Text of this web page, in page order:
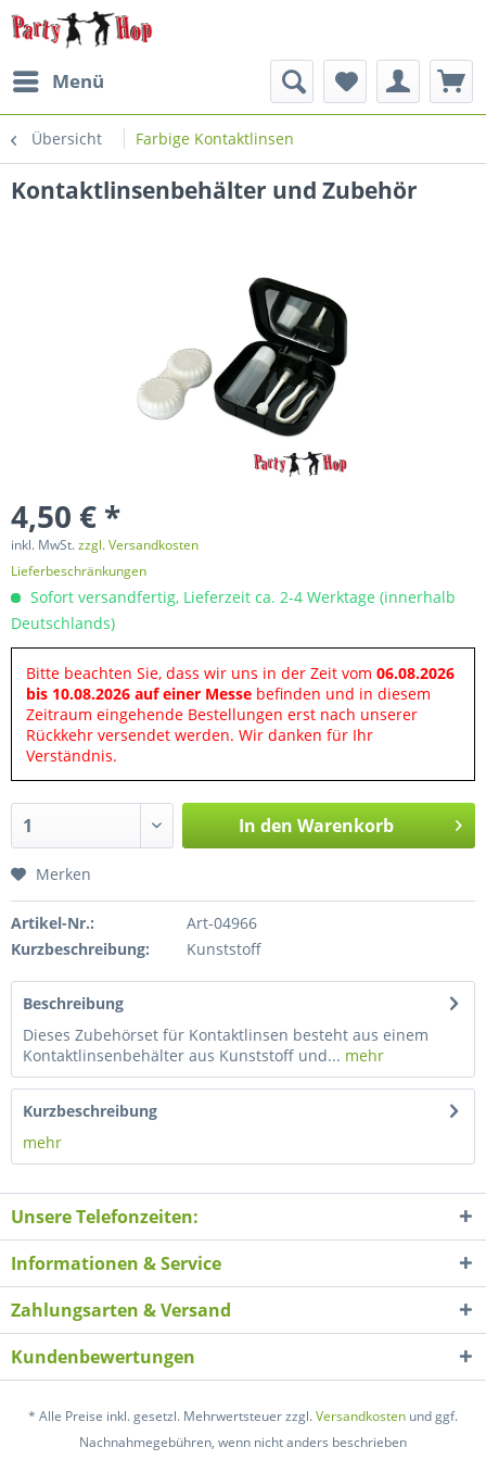
Menü
Übersicht Farbige Kontaktlinsen
Kontaktlinsenbehälter und Zubehör
4,50 € *
inkl. MwSt.zzgl. Versandkosten
Lieferbeschränkungen
Sofort versandfertig, Lieferzeit ca. 2-4 Werktage (innerhalb
Deutschlands)
Bitte beachten Sie, dass wir uns in der Zeit vom 06.08.2026
bis 10.08.2026 auf einer Messe befinden und in diesem
Zeitraum eingehende Bestellungen erst nach unserer
Rückkehr versendet werden. Wir danken für Ihr
Verständnis.
In den Warenkorb
Merken
Artikel-Nr.:
Art-04966
Kurzbeschreibung:
Kunststoff
Beschreibung
Dieses Zubehörset für Kontaktlinsen besteht aus einem
Kontaktlinsenbehälter aus Kunststoff und... mehr
Kurzbeschreibung
mehr
Unsere Telefonzeiten:
Informationen & Service
Zahlungsarten & Versand
Kundenbewertungen
* Alle Preise inkl. gesetzl. Mehrwertsteuer zzgl.Versandkosten und ggf.
Nachnahmegebühren, wenn nicht anders beschrieben